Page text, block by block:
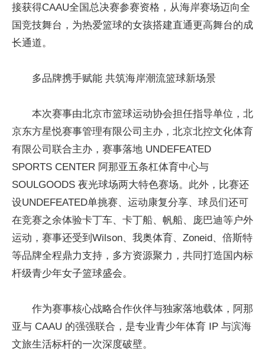
接获得CAAU全国总决赛参赛资格，从海岸赛场迈向全
国竞技舞台，为热爱篮球的女孩搭建直通更高舞台的成
长通道。
多品牌携手赋能 共筑海岸潮流篮球新场景
本次赛事由北京市篮球运动协会担任指导单位，北
京东方星悦赛事管理有限公司主办，北京北控文化体育
有限公司联合主办，赛事落地 UNDEFEATED
SPORTS CENTER 阿那亚五条杠体育中心与
SOULGOODS 夜光球场两大特色赛场。此外，比赛还
设UNDEFEATED单挑赛、运动康复分享、球员们还可
在竞赛之余体验卡丁车、卡丁船、帆船、庞巴迪等户外
运动，赛事还受到Wilson、我奥体育、Zoneid、倍斯特
等品牌全程鼎力支持，多方资源聚力，共同打造国内标
杆级青少年女子篮球盛会。
作为赛事核心战略合作伙伴与独家落地载体，阿那
亚与 CAAU 的强强联合，是专业青少年体育 IP 与滨海
文旅生活标杆的一次深度破壁。